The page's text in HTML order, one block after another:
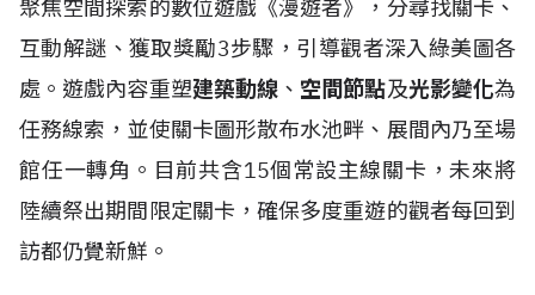
聚焦空間探索的數位遊戲《漫遊者》，分尋找關卡、
互動解謎、獲取獎勵3步驟，引導觀者深入綠美圖各
處。遊戲內容重塑建築動線 、 空間節點及光影變化為
任務線索，並使關卡圖形散布水池畔、展間內乃至場
館任一轉角。目前共含15個常設主線關卡，未來將
陸續祭出期間限定關卡，確保多度重遊的觀者每回到
訪都仍覺新鮮。